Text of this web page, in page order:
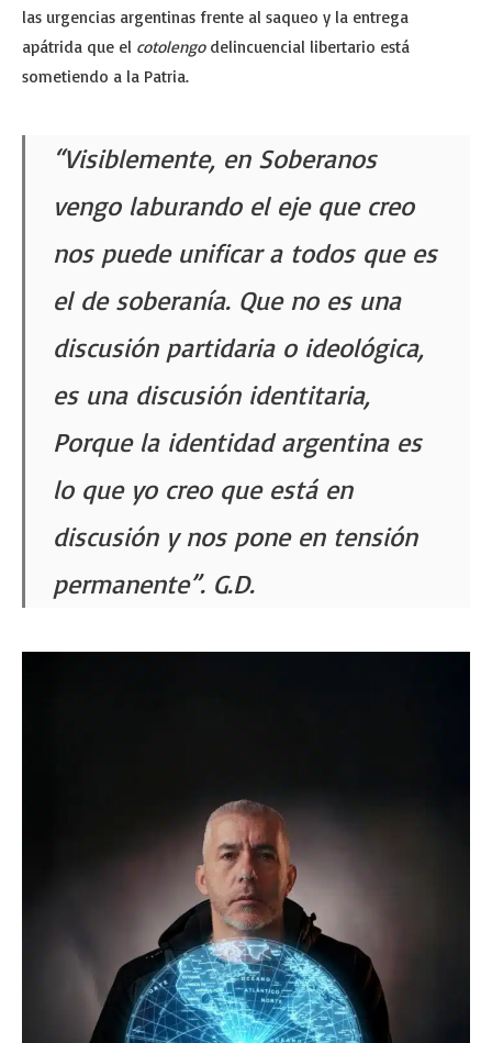
las urgencias argentinas frente al saqueo y la entrega
apátrida que el cotolengo delincuencial libertario está
sometiendo a la Patria.
“Visiblemente, en Soberanos
vengo laburando el eje que creo
nos puede unificar a todos que es
el de soberanía. Que no es una
discusión partidaria o ideológica,
es una discusión identitaria,
Porque la identidad argentina es
lo que yo creo que está en
discusión y nos pone en tensión
permanente”. G.D.